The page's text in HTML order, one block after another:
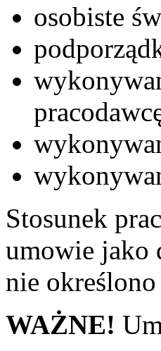
osobiste
Stosunek
umowie jako
nie
WAŻNE!